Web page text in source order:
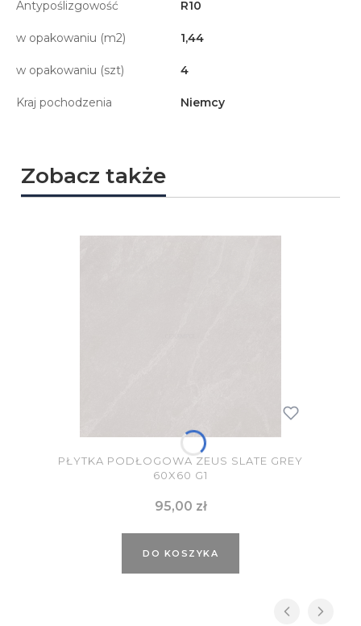
Antypoślizgowość R10
w opakowaniu (m2) 1,44
w opakowaniu (szt) 4
Kraj pochodzenia Niemcy
Zobacz także
PŁYTKA PODŁOGOWA ZEUS SLATE GREY
60X60 G1
Cena
95,00 zł
DO KOSZYKA